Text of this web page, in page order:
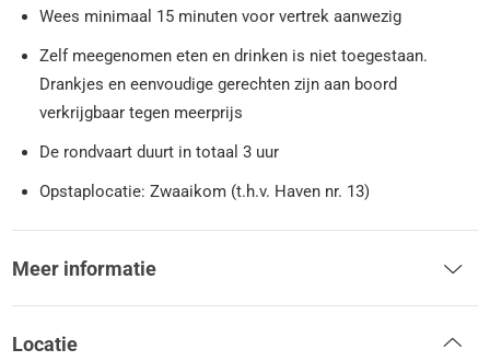
Wees minimaal 15 minuten voor vertrek aanwezig
Zelf meegenomen eten en drinken is niet toegestaan.
Drankjes en eenvoudige gerechten zijn aan boord
verkrijgbaar tegen meerprijs
De rondvaart duurt in totaal 3 uur
Opstaplocatie: Zwaaikom (t.h.v. Haven nr. 13)
Meer informatie
Locatie